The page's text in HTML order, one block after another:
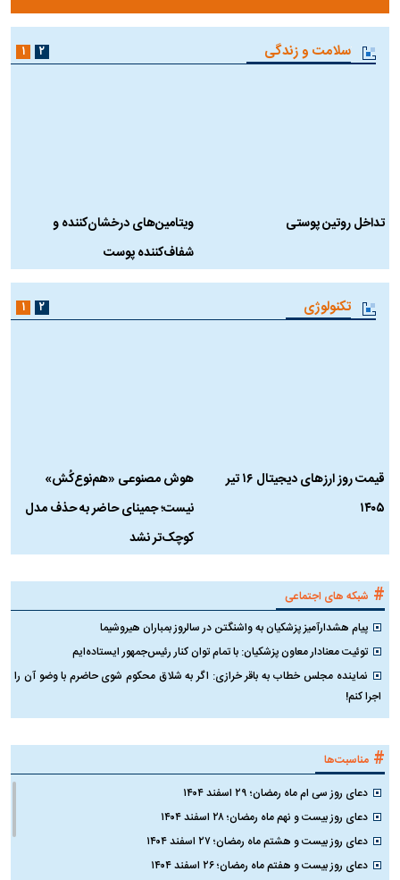
سلامت و زندگی
تداخل روتین پوستی
ویتامین‌های درخشان‌کننده و
شفاف‌کننده پوست
۱ ۲
تکنولوژی
قیمت روز ارز‌های دیجیتال ۱۶ تیر
۱۴۰۵
هوش مصنوعی «هم‌نوع‌کُش»
نیست؛ جمینای حاضر به حذف مدل
کوچک‌تر نشد
۱ ۲
# شبکه های اجتماعی
پیام هشدارآمیز پزشکیان به واشنگتن در سالروز بمباران هیروشیما
توئیت معنادار معاون پزشکیان: با تمام توان کنار رئیس‌جمهور ایستاده‌ایم
نماینده مجلس خطاب به باقر خرازی: اگر به شلاق محکوم شوی حاضرم با وضو آن را
اجرا کنم!
# مناسبت‌ها
دعای روز سی ام ماه رمضان؛ ۲۹ اسفند ۱۴۰۴
دعای روز بیست و نهم ماه رمضان؛ ۲۸ اسفند ۱۴۰۴
دعای روز بیست و هشتم ماه رمضان؛ ۲۷ اسفند ۱۴۰۴
دعای روز بیست و هفتم ماه رمضان؛ ۲۶ اسفند ۱۴۰۴